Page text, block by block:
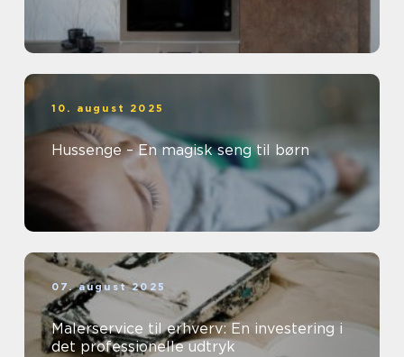
10. august 2025
Hussenge – En magisk seng til børn
07. august 2025
Malerservice til erhverv: En investering i
det professionelle udtryk